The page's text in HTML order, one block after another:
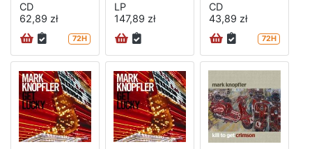
CD
62,89 zł
72H
LP
147,89 zł
CD
43,89 zł
72H